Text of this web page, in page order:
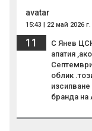
avatar
15:43 | 22 май 2026 г.
11
С Янев
апатия
облик
бранда на